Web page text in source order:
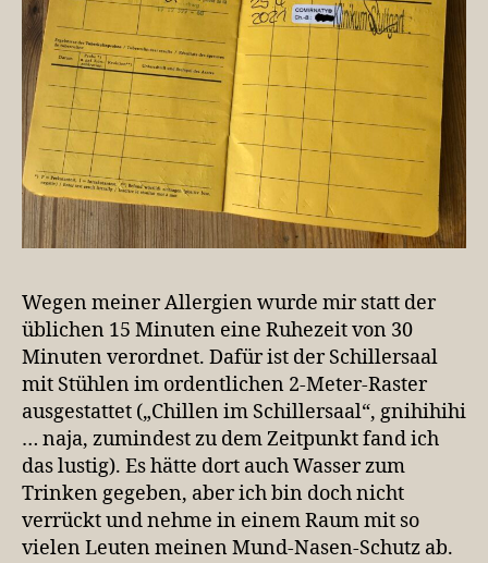
Wegen meiner Allergien wurde mir statt der
üblichen 15 Minuten eine Ruhezeit von 30
Minuten verordnet. Dafür ist der Schillersaal
mit Stühlen im ordentlichen 2-Meter-Raster
ausgestattet („Chillen im Schillersaal“, gnihihihi
… naja, zumindest zu dem Zeitpunkt fand ich
das lustig). Es hätte dort auch Wasser zum
Trinken gegeben, aber ich bin doch nicht
verrückt und nehme in einem Raum mit so
vielen Leuten meinen Mund-Nasen-Schutz ab.